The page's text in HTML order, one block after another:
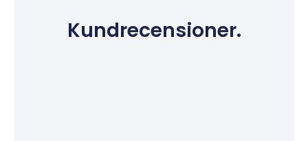
Kundrecensioner.